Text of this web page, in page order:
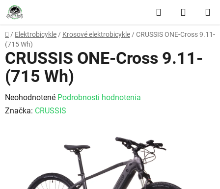
Prejsť na obsah Hľadať
Domov
/ Elektrobicykle / Krosové elektrobicykle / CRUSSIS ONE-Cross 9.11-
(715 Wh)
CRUSSIS ONE-Cross 9.11-
(715 Wh)
Priemerné hodnotenie produktu je 0,0 z 5 hviezdičiek.
Neohodnotené Podrobnosti hodnotenia
Značka: CRUSSIS